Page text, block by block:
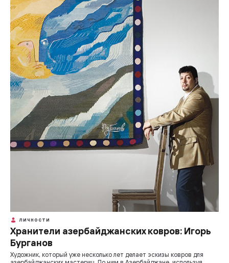
ЛИЧНОСТИ
Хранители азербайджанских ковров: Игорь
Бурганов
Художник, который уже несколько лет делает эскизы ковров для